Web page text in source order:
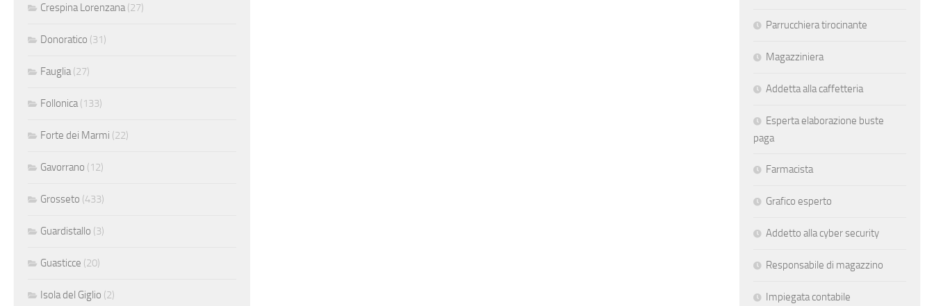
Crespina Lorenzana(27)
Donoratico (31)
Fauglia(27)
Follonica(133)
Forte dei Marmi (22)
Gavorrano (12)
Grosseto (433)
Guardistallo (3)
Guasticce (20)
Isola del Giglio (2)
Parrucchiera tirocinante
Magazziniera
Addetta alla caffetteria
Esperta elaborazione buste
paga
Farmacista
Grafico esperto
Addetto alla cyber security
Responsabile di magazzino
Impiegata contabile